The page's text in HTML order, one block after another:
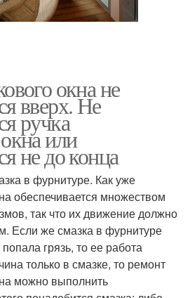
окна не
вверх. Не
ручка
или
не до конца
в фурнитуре. Как уже
обеспечивается множеством
так что их движение должно
Если же смазка в фурнитуре
грязь, то ее работа
только в смазке, то ремонт
можно выполнить